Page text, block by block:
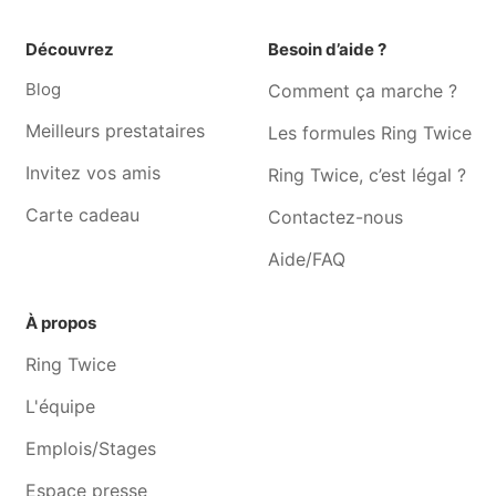
meuse
Garde chien Nandrin
Garde chien Soumagne
Garde chien Engis
Découvrez
Blog
Meilleurs prestataires
Invitez vos amis
Carte cadeau
Besoin d’aide ?
Comment ça marche ?
Les formules Ring Twice
Ring Twice, c’est légal ?
Contactez-nous
Aide/FAQ
À propos
Ring Twice
L'équipe
Emplois/Stages
Espace presse